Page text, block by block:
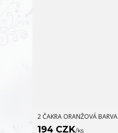
2 ČAKRA ORANŽOVÁ BARVA
194 CZK/ks